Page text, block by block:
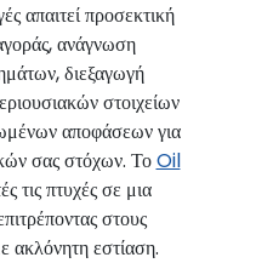
απαιτεί προσεκτική
ανάγνωση
διεξαγωγή
στοιχείων
αποφάσεων για
σας στόχων. ΤοOil
τις πτυχές σε μια
στους
ακλόνητη εστίαση.